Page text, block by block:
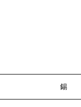
錫